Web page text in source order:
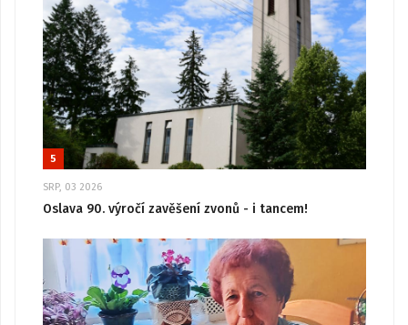
5
SRP, 03 2026
Oslava 90. výročí zavěšení zvonů - i tancem!